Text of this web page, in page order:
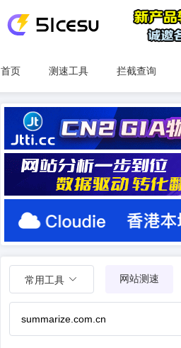
首页 测速工具 拦截查询
常用工具 网站测速